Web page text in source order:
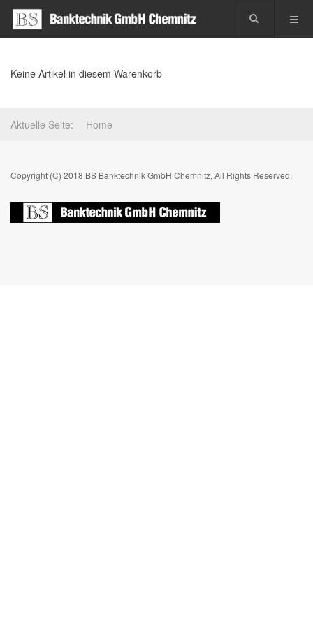
Keine Artikel in diesem Warenkorb
Aktuelle Seite: Home
Copyright (C) 2018 BS Banktechnik GmbH Chemnitz, All Rights Reserved.